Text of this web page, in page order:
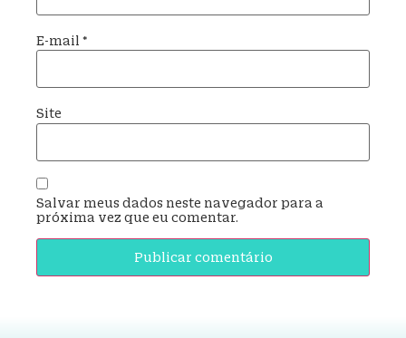
E-mail *
Site
Salvar meus dados neste navegador para a
próxima vez que eu comentar.